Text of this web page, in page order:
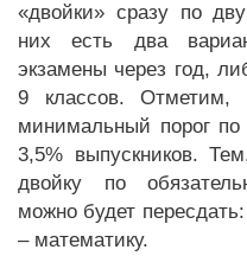
«двойки» сразу по
них есть два
экзамены через год,
9 классов.
минимальный порог по
3,5% выпускников.
двойку по
можно будет
– математику.